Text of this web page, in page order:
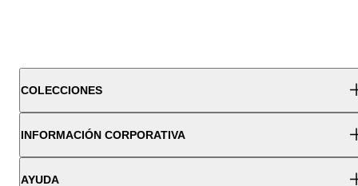
COLECCIONES
INFORMACIÓN CORPORATIVA
AYUDA